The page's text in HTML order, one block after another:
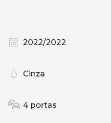
2022/2022
Cinza
4 portas